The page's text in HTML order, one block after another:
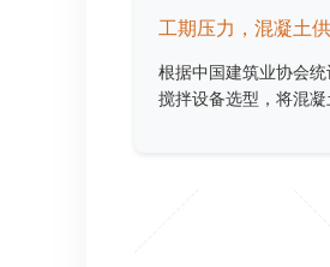
工期压力，混凝土
根据中国建筑业协会
搅拌设备选型，将混